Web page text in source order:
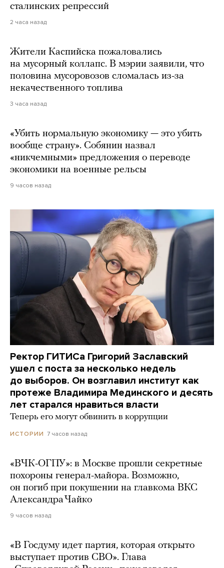
сталинских репрессий
2 часа назад
Жители Каспийска пожаловались
на мусорный коллапс. В мэрии заявили, что
половина мусоровозов сломалась из-за
некачественного топлива
3 часа назад
«Убить нормальную экономику — это убить
вообще страну». Собянин назвал
«никчемными» предложения о переводе
экономики на военные рельсы
9 часов назад
Ректор ГИТИСа Григорий Заславский
ушел с поста за несколько недель
до выборов. Он возглавил институт как
протеже Владимира Мединского и десять
лет старался нравиться власти
Теперь его могут обвинить в коррупции
ИСТОРИИ 7 часов назад
«ВЧК-ОГПУ»: в Москве прошли секретные
похороны генерал-майора. Возможно,
он погиб при покушении на главкома ВКС
Александра Чайко
9 часов назад
«В Госдуму идет партия, которая открыто
выступает против СВО». Глава